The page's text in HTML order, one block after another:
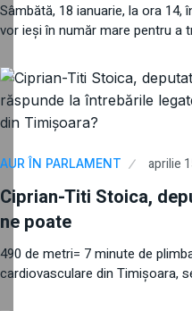
Sâmbătă, 18 ianuarie, la ora
vor ieși în număr mare pentru a
AUR ÎN PARLAMENT aprilie
Ciprian-Titi Stoica,
ne poate
490 de metri= 7 minute de
cardiovasculare din Timișoara,